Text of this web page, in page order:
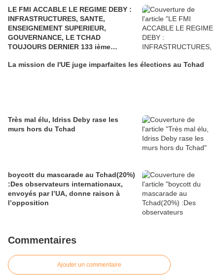
LE FMI ACCABLE LE REGIME DEBY :
INFRASTRUCTURES, SANTE,
ENSEIGNEMENT SUPERIEUR,
GOUVERNANCE, LE TCHAD
TOUJOURS DERNIER 133 ième
TERRE….UNE REELECTION
La mission de l'UE juge imparfaites les élections au Tchad
Très mal élu, Idriss Deby rase les
murs hors du Tchad
boycott du mascarade au Tchad(20%)
:Des observateurs internationaux,
envoyés par l’UA, donne raison à
l’opposition
Commentaires
Ajouter un commentaire